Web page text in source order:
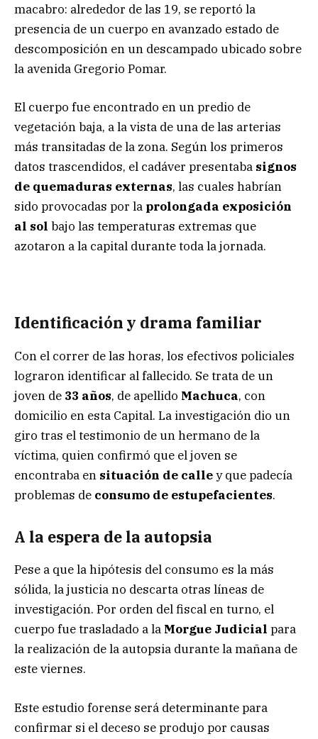
macabro: alrededor de las 19, se reportó la
presencia de un cuerpo en avanzado estado de
descomposición en un descampado ubicado sobre
la avenida Gregorio Pomar.
El cuerpo fue encontrado en un predio de
vegetación baja, a la vista de una de las arterias
más transitadas de la zona. Según los primeros
datos trascendidos, el cadáver presentaba signos
de quemaduras externas, las cuales habrían
sido provocadas por la prolongada exposición
al sol bajo las temperaturas extremas que
azotaron a la capital durante toda la jornada.
Identificación y drama familiar
Con el correr de las horas, los efectivos policiales
lograron identificar al fallecido. Se trata de un
joven de 33 años, de apellido Machuca, con
domicilio en esta Capital. La investigación dio un
giro tras el testimonio de un hermano de la
víctima, quien confirmó que el joven se
encontraba en situación de calley que padecía
problemas de consumo de estupefacientes.
A la espera de la autopsia
Pese a que la hipótesis del consumo es la más
sólida, la justicia no descarta otras líneas de
investigación. Por orden del fiscal en turno, el
cuerpo fue trasladado a la Morgue Judicial para
la realización de la autopsia durante la mañana de
este viernes.
Este estudio forense será determinante para
confirmar si el deceso se produjo por causas